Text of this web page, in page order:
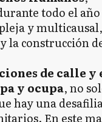
todo el
y multicausal,
la construcción
de calle y
y ocupa, no
hay una
En este